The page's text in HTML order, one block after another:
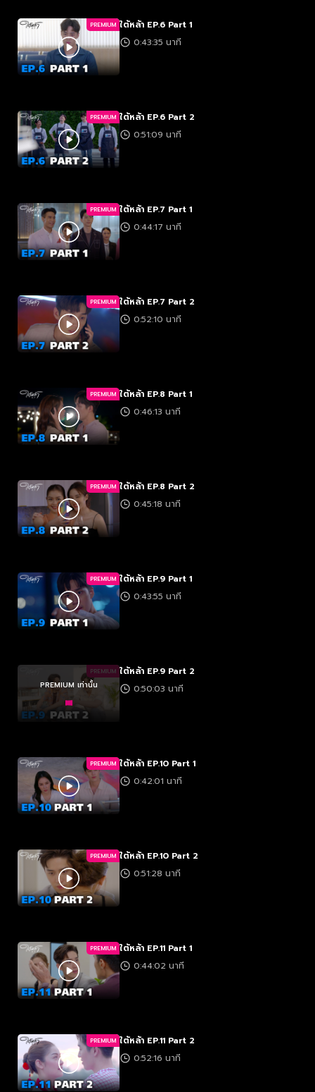
PREMIUM ใต้หล้า EP.6 Part 1
0:43:35 นาที
PREMIUM ใต้หล้า EP.6 Part 2
0:51:09 นาที
PREMIUM ใต้หล้า EP.7 Part 1
0:44:17 นาที
PREMIUM ใต้หล้า EP.7 Part 2
0:52:10 นาที
PREMIUM ใต้หล้า EP.8 Part 1
0:46:13 นาที
PREMIUM ใต้หล้า EP.8 Part 2
0:45:18 นาที
PREMIUM ใต้หล้า EP.9 Part 1
0:43:55 นาที
PREMIUM
PREMIUM เท่านั้น
ใต้หล้า EP.9 Part 2
0:50:03 นาที
PREMIUM ใต้หล้า EP.10 Part 1
0:42:01 นาที
PREMIUM ใต้หล้า EP.10 Part 2
0:51:28 นาที
PREMIUM ใต้หล้า EP.11 Part 1
0:44:02 นาที
PREMIUM ใต้หล้า EP.11 Part 2
0:52:16 นาที